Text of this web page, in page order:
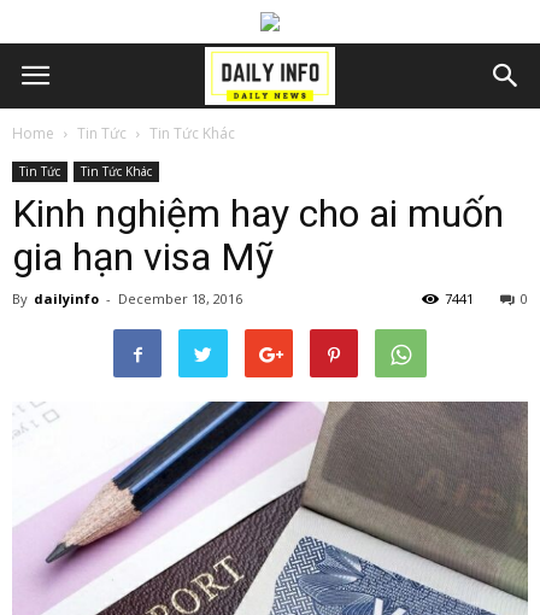
Home Tin Tức Tin Tức Khác
Tin Tức Tin Tức Khác
Kinh nghiệm hay cho ai muốn
gia hạn visa Mỹ
By dailyinfo - December 18, 2016 0
7441